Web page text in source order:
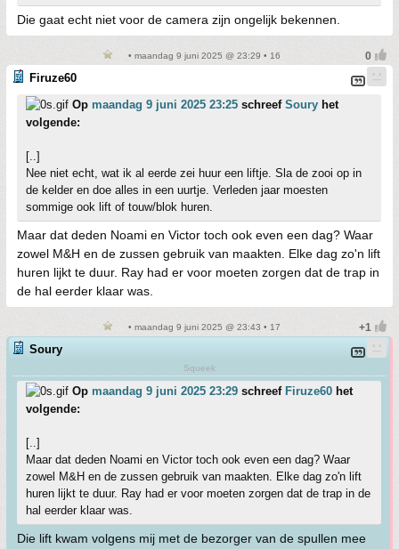
Die gaat echt niet voor de camera zijn ongelijk bekennen.
• maandag 9 juni 2025 @ 23:29 • 16
Firuze60
Op maandag 9 juni 2025 23:25 schreef Soury het
volgende:
[..]
Nee niet echt, wat ik al eerde zei huur een liftje. Sla de zooi op in
de kelder en doe alles in een uurtje. Verleden jaar moesten
sommige ook lift of touw/blok huren.
Maar dat deden Noami en Victor toch ook even een dag? Waar
zowel M&H en de zussen gebruik van maakten. Elke dag zo'n lift
huren lijkt te duur. Ray had er voor moeten zorgen dat de trap in
de hal eerder klaar was.
• maandag 9 juni 2025 @ 23:43 • 17
Soury
Squeek
Op maandag 9 juni 2025 23:29 schreef Firuze60 het
volgende:
[..]
Maar dat deden Noami en Victor toch ook even een dag? Waar
zowel M&H en de zussen gebruik van maakten. Elke dag zo'n lift
huren lijkt te duur. Ray had er voor moeten zorgen dat de trap in de
hal eerder klaar was.
Die lift kwam volgens mij met de bezorger van de spullen mee